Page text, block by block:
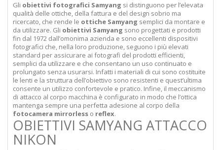
Gli obiettivi fotografici Samyang si distinguono per l’elevata
qualità delle ottiche, della fattura e del design sobrio ma
ricercato, che rende le ottiche Samyang semplici da montare e
da utilizzare. Gli obiettivi Samyang sono progettati e prodotti
fin dal 1972 dall’omonima azienda e sono eccellenti dispositivi
fotografici che, nella loro produzione, seguono i più elevati
standard per assicurare ai fotografi del prodotti efficienti,
semplici da utilizzare e che consentano un uso continuato e
prolungato senza usurarsi. Infatti i materiali di cui sono costituite
le lenti e la struttura dell’obiettivo sono resistenti e quest’ultima
consente un utilizzo confortevole e pratico. Infine, il meccanismo
di attacco al corpo macchina è configurato in modo che l’ottica
mantenga sempre una perfetta adesione al corpo della
fotocamera mirrorless o reflex.
OBIETTIVI SAMYANG ATTACCO
NIKON